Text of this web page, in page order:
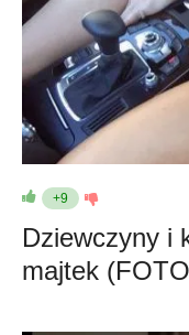
+9
Dziewczyny i
majtek